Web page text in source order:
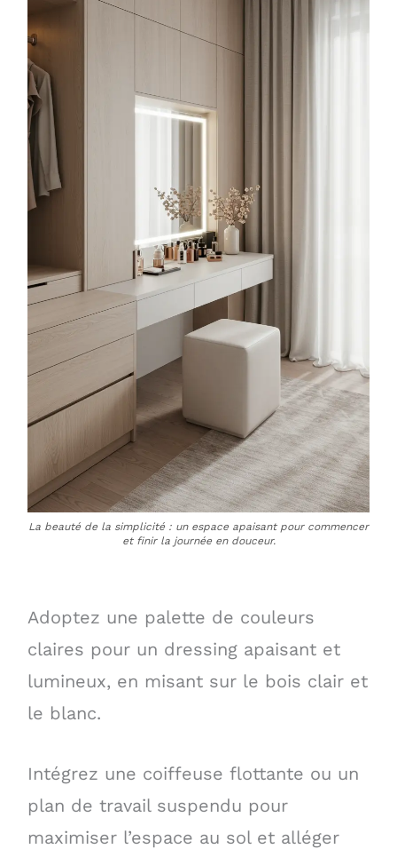
La beauté de la simplicité : un espace apaisant pour commencer
et finir la journée en douceur.
Adoptez une palette de couleurs
claires pour un dressing apaisant et
lumineux, en misant sur le bois clair et
le blanc.
Intégrez une coiffeuse flottante ou un
plan de travail suspendu pour
maximiser l’espace au sol et alléger